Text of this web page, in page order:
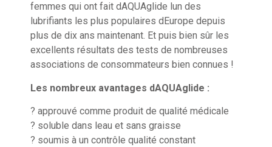
femmes qui ont fait dAQUAglide lun des
lubrifiants les plus populaires dEurope depuis
plus de dix ans maintenant. Et puis bien sûr les
excellents résultats des tests de nombreuses
associations de consommateurs bien connues !
Les nombreux avantages dAQUAglide :
? approuvé comme produit de qualité médicale
? soluble dans leau et sans graisse
? soumis à un contrôle qualité constant